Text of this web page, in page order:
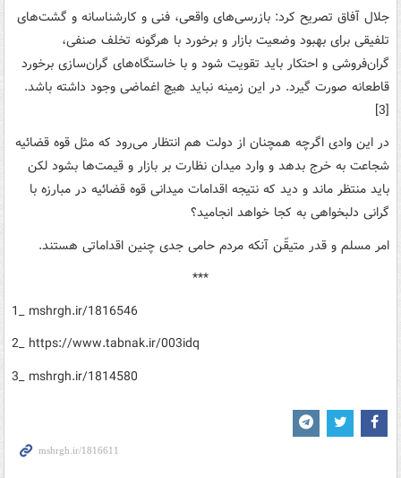
جلال آفاق تصریح کرد: بازرسی‌های واقعی، فنی و کارشناسانه و گشت‌های
تلفیقی برای بهبود وضعیت بازار و برخورد با هرگونه تخلف صنفی،
گران‌فروشی و احتکار باید تقویت شود و با خاستگاه‌های گران‌سازی برخورد
قاطعانه صورت گیرد. در این زمینه نباید هیچ اغماضی وجود داشته باشد.
[3]
در این وادی اگرچه همچنان از دولت هم انتظار می‌رود که مثل قوه قضائیه
شجاعت به خرج بدهد و وارد میدان نظارت بر بازار و قیمت‌ها بشود لکن
باید منتظر ماند و دید که نتیجه اقدامات میدانی قوه قضائیه در مبارزه با
گرانی دلبخواهی به کجا خواهد انجامید؟
امر مسلم و قدر متیقّن آنکه مردم حامی جدی چنین اقداماتی هستند.
***
1_ mshrgh.ir/1816546
2_ https://www.tabnak.ir/003idq
3_ mshrgh.ir/1814580